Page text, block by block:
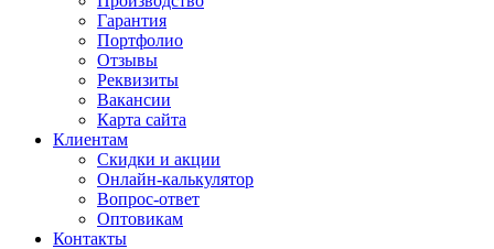
Гарантия
Портфолио
Отзывы
Реквизиты
Вакансии
Карта сайта
Клиентам
Скидки и акции
Онлайн-калькулятор
Вопрос-ответ
Оптовикам
Контакты